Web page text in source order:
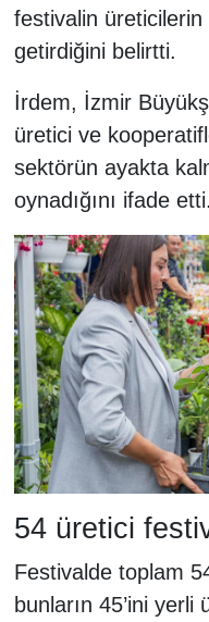
festivalin
getirdiğini belirtti.
İrdem, İzmir
üretici ve
sektörün ayakta
oynadığını ifade etti.
54 üretici
Festivalde toplam
bunların 45’ini yerli